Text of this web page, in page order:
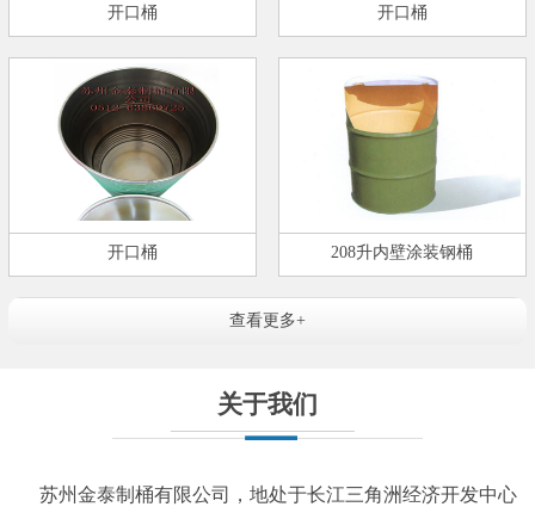
开口桶 开口桶
开口桶 208升内壁涂装钢桶
查看更多+
关于我们
苏州金泰制桶有限公司，地处于长江三角洲经济开发中心